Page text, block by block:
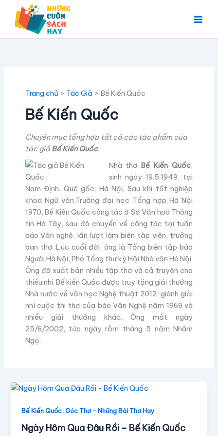
dung
Trang chủ Tác Giả Bế Kiến Quốc
Bế Kiến Quốc
Chuyên mục tổng hợp tất cả các tác phẩm của
tác giả Bế Kiến Quốc.
Nhà thơBế Kiến Quốc,
sinh ngày 19.5.1949, tại
Nam Định. Quê gốc: Hà Nội. Sau khi tốt nghiệp
khoa Ngữ văn,Trường đại học Tổng hợp Hà Nội
1970, Bế Kiến Quốc công tác ở Sở Văn hoá Thông
tin Hà Tây, sau đó chuyển về công tác tại tuần
báo Văn nghệ, lần lượt làm biên tập viên, trưởng
ban thơ. Lúc cuối đời, ông là Tổng biên tập báo
Người Hà Nội, Phó Tổng thư ký Hội Nhà văn Hà Nội.
Ông đã xuất bản nhiều tập thơ và cả truyện cho
thiếu nhi. Bế kiến Quốc được truy tặng giải thưởng
Nhà nước về văn học Nghệ thuật 2012, giành giải
nhì cuộc thi thơ của báo Văn Nghệ năm 1969 và
nhiều giải thưởng khác. Ông mất ngày
25/6/2002, tức ngày rằm tháng 5 năm Nhâm
Ngọ.
Bế Kiến Quốc,Góc Thơ - Những Bài Thơ Hay
Ngày Hôm Qua Đâu Rồi – Bế Kiến Quốc